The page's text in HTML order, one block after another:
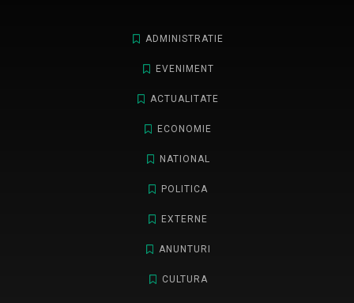
ADMINISTRATIE
EVENIMENT
ACTUALITATE
ECONOMIE
NATIONAL
POLITICA
EXTERNE
ANUNTURI
CULTURA